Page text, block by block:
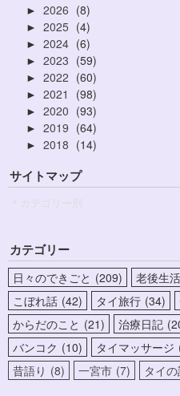
► 2026 8
► 2025 4
► 2024 6
► 2023 59
► 2022 60
► 2021 98
► 2020 93
► 2019 64
► 2018 14
サイトマップ
＊カテゴリー別
カテゴリー
日々のできごと 209 老後生活
こぼれ話 42 タイ旅行 34
からだのこと
21 治療日記
バンコク
10 タイマッサージ
昔語り
8 一宮市 7 タイ